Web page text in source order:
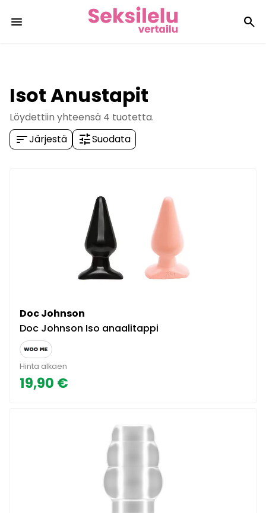
menu search
Isot Anustapit
Löydettiin yhteensä 4 tuotetta.
sortJärjestä tuneSuodata
Doc Johnson
Doc Johnson Iso anaalitappi
Hinta alkaen
19,90 €